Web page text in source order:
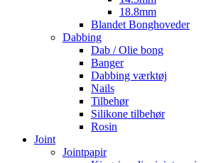
18.8mm
Blandet Bonghoveder
Dabbing
Dab / Olie bong
Banger
Dabbing værktøj
Nails
Tilbehør
Silikone tilbehør
Rosin
Joint
Jointpapir